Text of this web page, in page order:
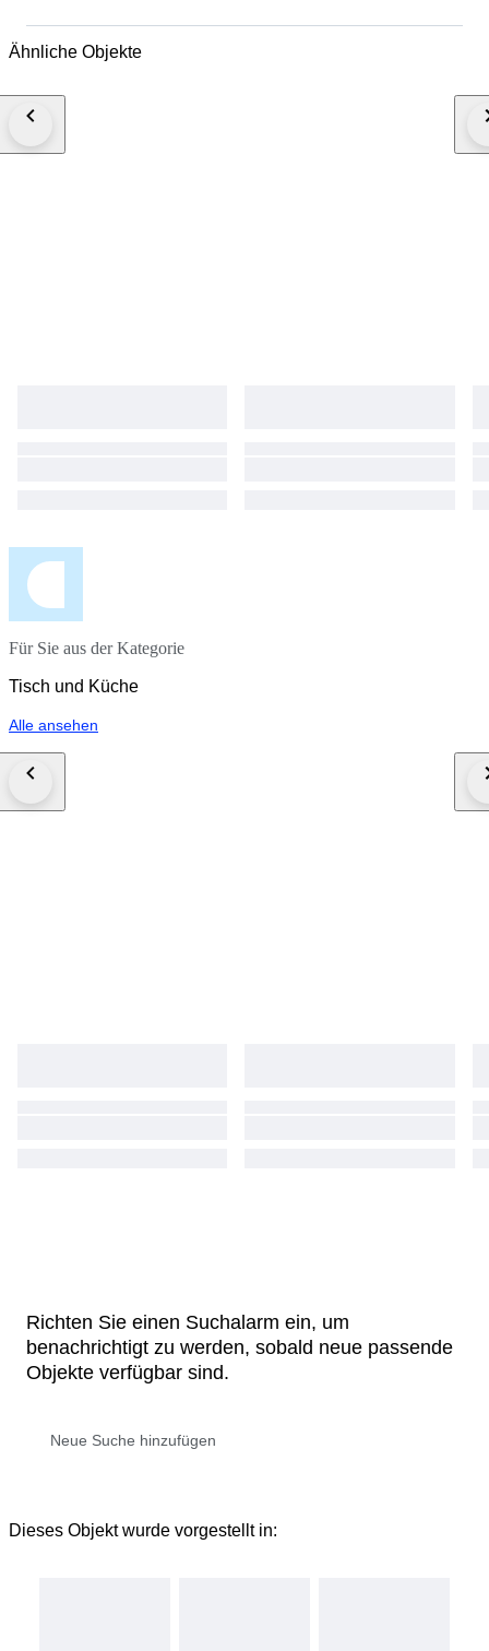
cooking enthusiast. the knives have perfect weight and balance. the
especially if it’s of the high-carbon type. After cleaning, it’s imperative to
and apply a thin layer on the blade with a soft cloth. If you use your knife
Ähnliche Objekte
Für Sie aus der Kategorie
Tisch und Küche
Alle ansehen
Richten Sie einen Suchalarm ein, um
benachrichtigt zu werden, sobald neue passende
Objekte verfügbar sind.
Dieses Objekt wurde vorgestellt in: